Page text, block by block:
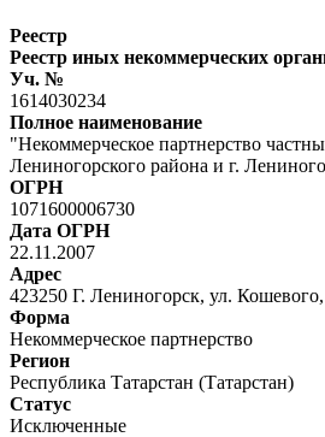
Реестр
Реестр иных некоммерческих
Уч. №
1614030234
Полное наименование
"Некоммерческое партнерство
Лениногорского района и г.
ОГРН
1071600006730
Дата ОГРН
22.11.2007
Адрес
423250 Г. Лениногорск, ул. Кошевого,
Форма
Некоммерческое партнерство
Регион
Республика Татарстан (Татарстан)
Статус
Исключенные